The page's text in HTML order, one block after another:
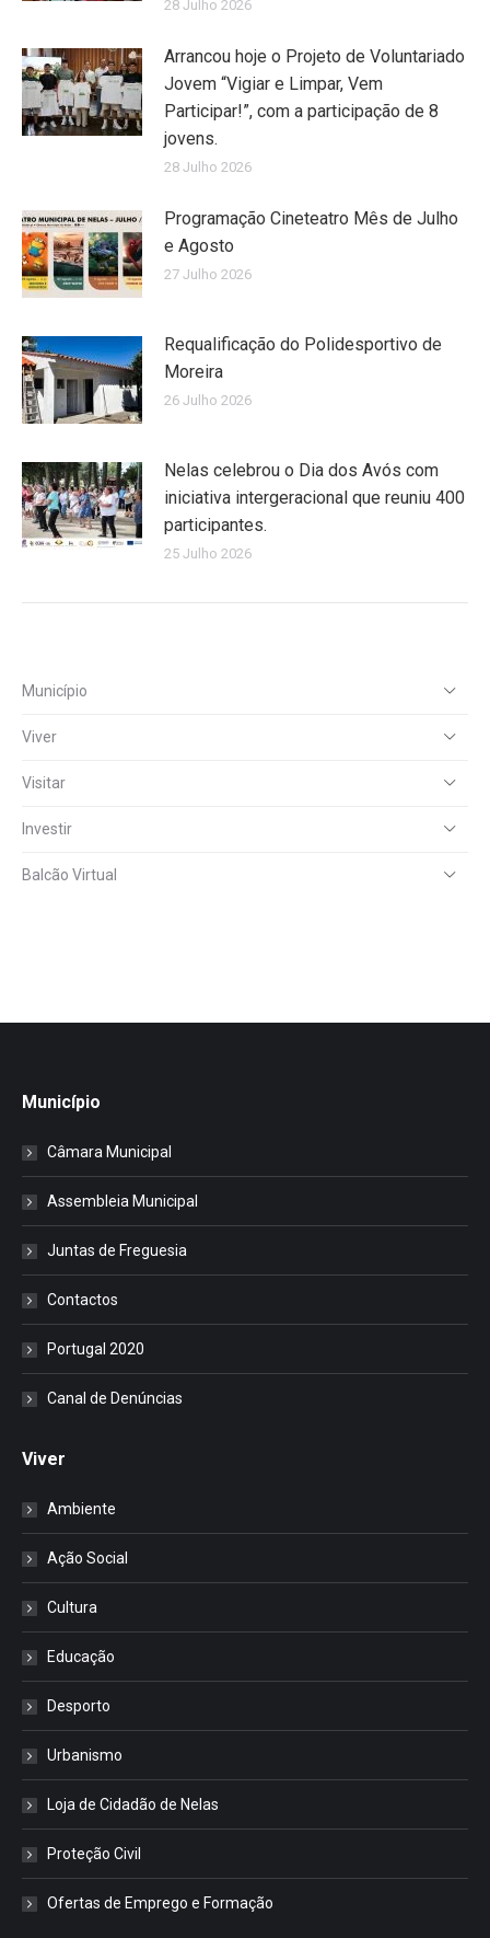
28 Julho 2026
Arrancou hoje o Projeto de Voluntariado
Jovem “Vigiar e Limpar, Vem
Participar!”, com a participação de 8
jovens.
28 Julho 2026
Programação Cineteatro Mês de Julho
e Agosto
27 Julho 2026
Requalificação do Polidesportivo de
Moreira
26 Julho 2026
Nelas celebrou o Dia dos Avós com
iniciativa intergeracional que reuniu 400
participantes.
25 Julho 2026
Município
Viver
Visitar
Investir
Balcão Virtual
Município
Câmara Municipal
Assembleia Municipal
Juntas de Freguesia
Contactos
Portugal 2020
Canal de Denúncias
Viver
Ambiente
Ação Social
Cultura
Educação
Desporto
Urbanismo
Loja de Cidadão de Nelas
Proteção Civil
Ofertas de Emprego e Formação